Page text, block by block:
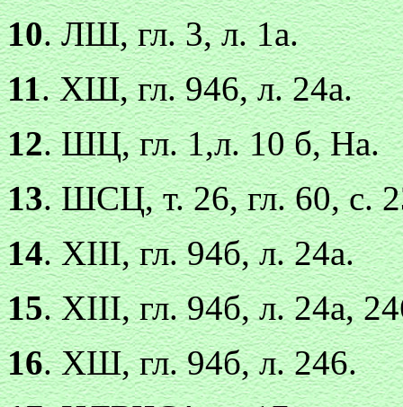
10. ЛШ, гл. 3, л. 1а.
11. ХШ, гл. 946, л. 24а.
12. ШЦ, гл. 1,л. 10 б, На.
13. ШСЦ, т. 26, гл. 60, с.
14. XIII, гл. 94б, л. 24а.
15. XIII, гл. 94б, л. 24а,
16. ХШ, гл. 94б, л. 246.